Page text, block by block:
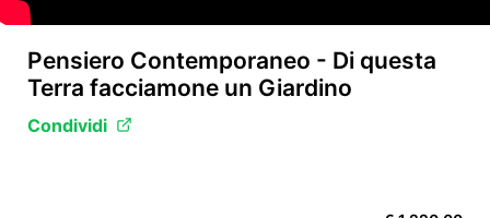
Pensiero Contemporaneo - Di questa
Terra facciamone un Giardino
Condividi